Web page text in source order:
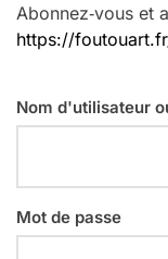
Abonnez‑vous et
https://
Nom d'utilisateur
Mot de passe